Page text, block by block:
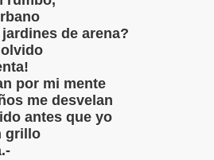
de arena?
olvido
por mi mente
me desvelan
antes que yo
grillo
amor Ausente